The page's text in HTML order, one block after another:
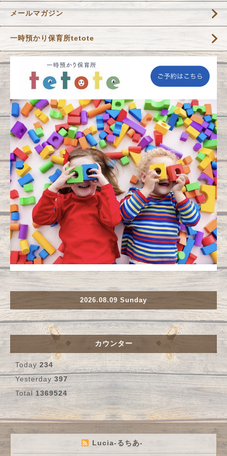
メールマガジン
一時預かり保育所tetote
2026.08.09 Sunday
カウンター
Today234
Yesterday397
Total 1369524
Lucia-るちあ-